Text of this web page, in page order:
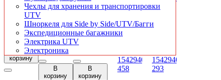
Чехлы для хранения и транспортировки
UTV
Шноркеля для Side by Side/UTV/Багги
Экспедиционные багажники
Электрика UTV
Электроника
руб.
В
корзину
706004620
18
500
руб.
В
корзину
706002307
18
500
В
корзину
Polaris
XP
900
1542940-
458
Polaris
XP
1542940-
293